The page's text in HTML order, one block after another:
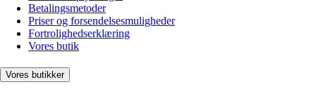
Betalingsmetoder
Priser og forsendelsesmuligheder
Fortrolighedserklæring
Vores butik
Vores butikker